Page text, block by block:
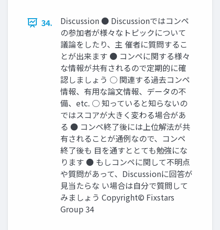
34.
Discussion ● Discussionではコンペ
の参加者が様々なトピックについて
議論をしたり、主 催者に質問するこ
とが出来ます ● コンペに関する様々
な情報が共有されるので定期的に確
認しましょう ○ 関連する過去コンペ
情報、有用な論文情報、データの不
備、etc. ○ 知っていると知らないの
ではスコアが大きく変わる場合があ
る ● コンペ終了後には上位解法が共
有されることが通例なので、コンペ
終了後も 目を通すととても勉強にな
ります ● もしコンペに関して不明点
や質問があって、Discussionに回答が
見当たらな い場合は自分で質問して
みましょう Copyright© Fixstars
Group 34